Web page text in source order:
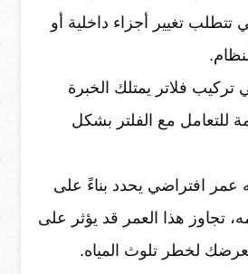
تتطلب تغيير أجزاء داخلية أو
فلاتر يمتلك الخبرة
للتعامل مع الفلتر بشكل
عمر افتراضي يحدد بناءً على
تجاوز هذا العمر قد يؤثر على
لخطر تلوث المياه.